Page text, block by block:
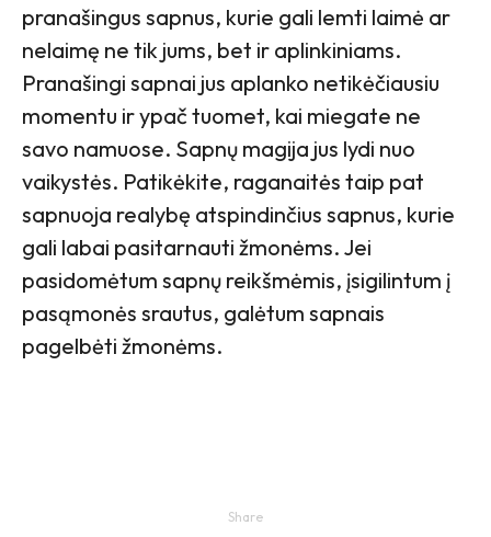
pranašingus sapnus, kurie gali lemti laimė ar
nelaimę ne tik jums, bet ir aplinkiniams.
Pranašingi sapnai jus aplanko netikėčiausiu
momentu ir ypač tuomet, kai miegate ne
savo namuose. Sapnų magija jus lydi nuo
vaikystės. Patikėkite, raganaitės taip pat
sapnuoja realybę atspindinčius sapnus, kurie
gali labai pasitarnauti žmonėms. Jei
pasidomėtum sapnų reikšmėmis, įsigilintum į
pasąmonės srautus, galėtum sapnais
pagelbėti žmonėms.
Share